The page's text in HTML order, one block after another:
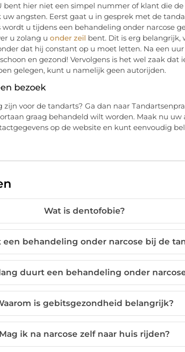
bent hier niet een simpel nummer of klant die
uw angsten. Eerst gaat u in gesprek met de
u tijdens een behandeling onder narcose
u zolang u onder zeil bent. Dit is erg belangrijk,
dat hij constant op u moet letten. Na een
en gezond! Vervolgens is het wel zaak dat
gelegen, kunt u namelijk geen autorijden.
bezoek
voor de tandarts? Ga dan naar
graag behandeld wilt worden. Maak nu uw
op de website en kunt eenvoudig
Wat is dentofobie?
een behandeling onder narcose bij de
duurt een behandeling onder
is gebitsgezondheid belangrijk?
Mag ik na narcose zelf naar huis rijden?